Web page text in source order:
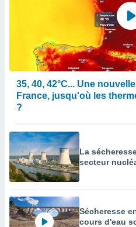
35, 40, 42°C... Une
France, jusqu'où les
?
La
secteur
Sécheresse
cours d'eau